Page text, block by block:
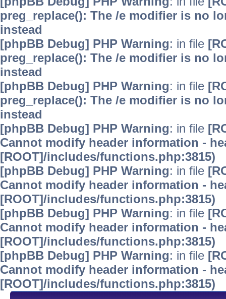
preg_replace(): The /e modifier is no
instead
[phpBB Debug] PHP Warning: in file
preg_replace(): The /e modifier is no
instead
[phpBB Debug] PHP Warning: in file
preg_replace(): The /e modifier is no
instead
[phpBB Debug] PHP Warning: in file
Cannot modify header information -
[ROOT]/includes/functions.php:3815)
[phpBB Debug] PHP Warning: in file
Cannot modify header information -
[ROOT]/includes/functions.php:3815)
[phpBB Debug] PHP Warning: in file
Cannot modify header information -
[ROOT]/includes/functions.php:3815)
[phpBB Debug] PHP Warning: in file
Cannot modify header information -
[ROOT]/includes/functions.php:3815)